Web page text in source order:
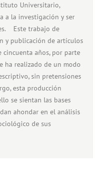
Universitario,
a la investigación y ser
Este trabajo de
y publicación de artículos
cincuenta años, por parte
ha realizado de un modo
sin pretensiones
esta producción
se sientan las bases
ahondar en el análisis
de sus